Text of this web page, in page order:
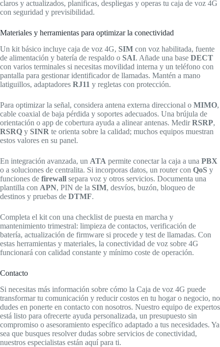
claros y actualizados, planificas, despliegas y operas tu caja de voz 4G
con seguridad y previsibilidad.
Materiales y herramientas para optimizar la conectividad
Un kit básico incluye caja de voz 4G, SIM con voz habilitada, fuente
de alimentación y batería de respaldo o SAI. Añade una base DECT
con varios terminales si necesitas movilidad interna y un teléfono con
pantalla para gestionar identificador de llamadas. Mantén a mano
latiguillos, adaptadores RJ11 y regletas con protección.
Para optimizar la señal, considera antena externa direccional o MIMO,
cable coaxial de baja pérdida y soportes adecuados. Una brújula de
orientación o app de cobertura ayuda a alinear antenas. MedirRSRP,
RSRQ y SINR te orienta sobre la calidad; muchos equipos muestran
estos valores en su panel.
En integración avanzada, un ATA permite conectar la caja a una PBX
o a soluciones de centralita. Si incorporas datos, un router con QoS y
funciones de firewall separa voz y otros servicios. Documenta una
plantilla con APN, PIN de la SIM, desvíos, buzón, bloqueo de
destinos y pruebas de DTMF.
Completa el kit con una checklist de puesta en marcha y
mantenimiento trimestral: limpieza de contactos, verificación de
batería, actualización de firmware si procede y test de llamadas. Con
estas herramientas y materiales, la conectividad de voz sobre 4G
funcionará con calidad constante y mínimo coste de operación.
Contacto
Si necesitas más información sobre cómo la Caja de voz 4G puede
transformar tu comunicación y reducir costos en tu hogar o negocio, no
dudes en ponerte en contacto con nosotros. Nuestro equipo de expertos
está listo para ofrecerte ayuda personalizada, un presupuesto sin
compromiso o asesoramiento específico adaptado a tus necesidades. Ya
sea que busques resolver dudas sobre servicios de conectividad,
nuestros especialistas están aquí para ti.